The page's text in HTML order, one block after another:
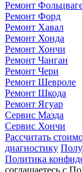
Ремонт
Ремонт Форд
Ремонт Хавал
Ремонт Хонда
Ремонт Хончи
Ремонт Чанган
Ремонт Чери
Ремонт Шевроле
Ремонт Шкода
Ремонт Ягуар
Сервис Мазда
Сервис Хончи
Рассчитать
диагностику
Политика
соглашаетесь с